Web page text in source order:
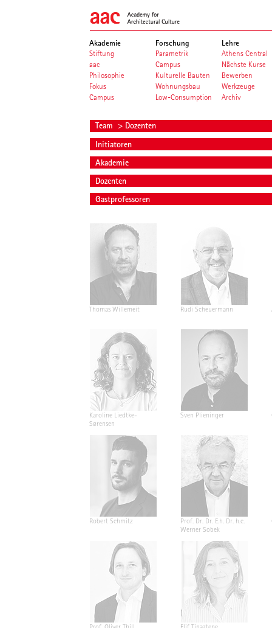
Akademie
Stiftung
aac
Philosophie
Fokus
Campus
Forschung
Parametrik
Campus
Kulturelle Bauten
Wohnungsbau
Low-Consumption
Lehre
Athens Central
Nächste Kurse
Bewerben
Werkzeuge
Archiv
Team > Dozenten
Initiatoren
Akademie
Dozenten
Gastprofessoren
Thomas Willemeit Rudi Scheuermann
Karoline Liedtke-
Sørensen
Sven Plieninger
Robert Schmitz
Prof. Dr. Dr. E.h. Dr. h.c.
Werner Sobek